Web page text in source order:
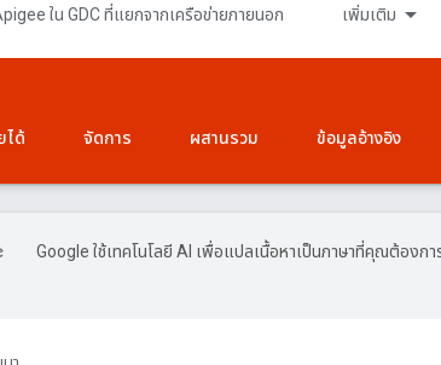
ใน GDC ที่แยกจากเครือข่ายภายนอก เพิ่มเติม
ได้ จัดการ ผสานรวม ข้อมูลอ้างอิง
Google ใช้เทคโนโลยี AI เพื่อแปลเนื้อหาเป็นภาษาที่คุณต้องก